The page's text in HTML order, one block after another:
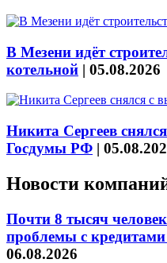
В Мезени идёт
котельной | 05.08.2026
Никита Сергеев
Госдумы РФ |
Новости
Почти 8 тысяч
проблемы с
06.08.2026